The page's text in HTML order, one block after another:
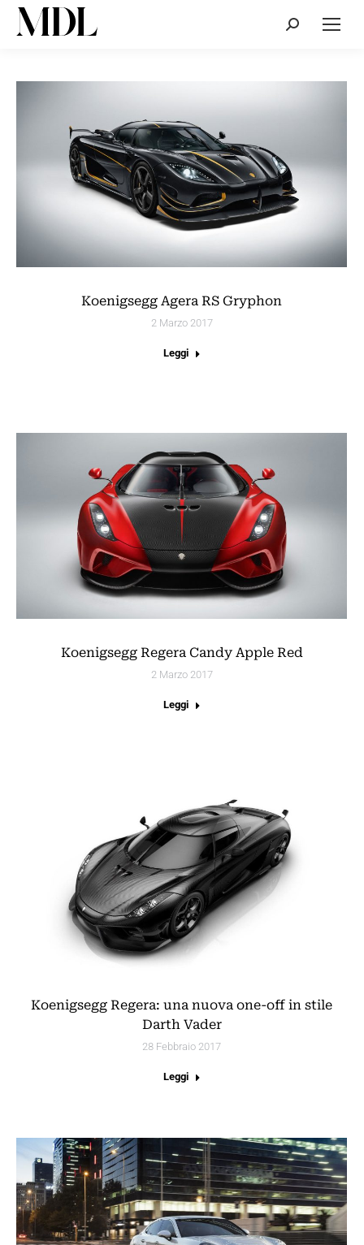
Cerca:
Koenigsegg Agera RS Gryphon
2 Marzo 2017
Leggi
Koenigsegg Regera Candy Apple Red
2 Marzo 2017
Leggi
Koenigsegg Regera: una nuova one-off in stile
Darth Vader
28 Febbraio 2017
Leggi